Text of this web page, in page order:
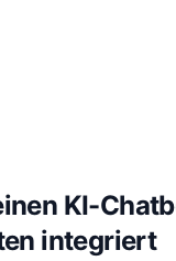
KI-
integriert